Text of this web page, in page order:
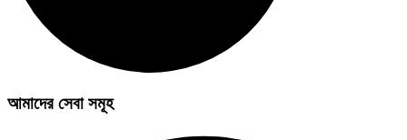
আমাদের সেবা সমূহ